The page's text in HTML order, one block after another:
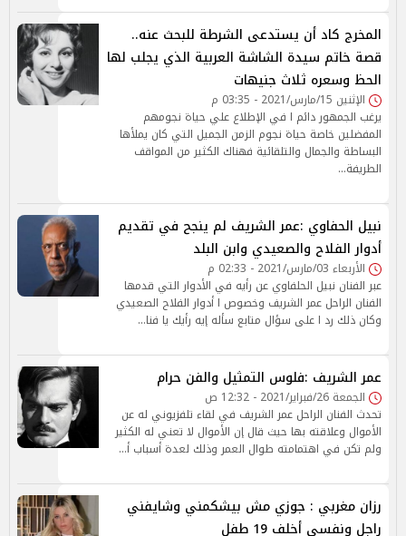
المخرج كاد أن يستدعى الشرطة للبحث عنه..
قصة خاتم سيدة الشاشة العربية الذي يجلب لها
الحظ وسعره ثلاث جنيهات
الإثنين 15/مارس/2021 - 03:35 م
يرغب الجمهور دائم ا في الإطلاع علي حياة نجومهم
المفضلين خاصة حياة نجوم الزمن الجميل التي كان يملأها
البساطة والجمال والتلقائية فهناك الكثير من المواقف
الطريفة…
نبيل الحفاوي :عمر الشريف لم ينجح في تقديم
أدوار الفلاح والصعيدي وابن البلد
الأربعاء 03/مارس/2021 - 02:33 م
عبر الفنان نبيل الحلفاوي عن رأيه في الأدوار التي قدمها
الفنان الراحل عمر الشريف وخصوص ا أدوار الفلاح الصعيدي
وكان ذلك رد ا على سؤال متابع سأله إيه رأيك يا فنا…
عمر الشريف :فلوس التمثيل والفن حرام
الجمعة 26/فبراير/2021 - 12:32 ص
تحدث الفنان الراحل عمر الشريف في لقاء تلفزيوني له عن
الأموال وعلاقته بها حيث قال إن الأموال لا تعني له الكثير
ولم تكن في اهتمامته طوال العمر وذلك لعدة أسباب أ…
رزان مغربي : جوزي مش بيشكمني وشايفني
راجل ونفسي أخلف 19 طفل